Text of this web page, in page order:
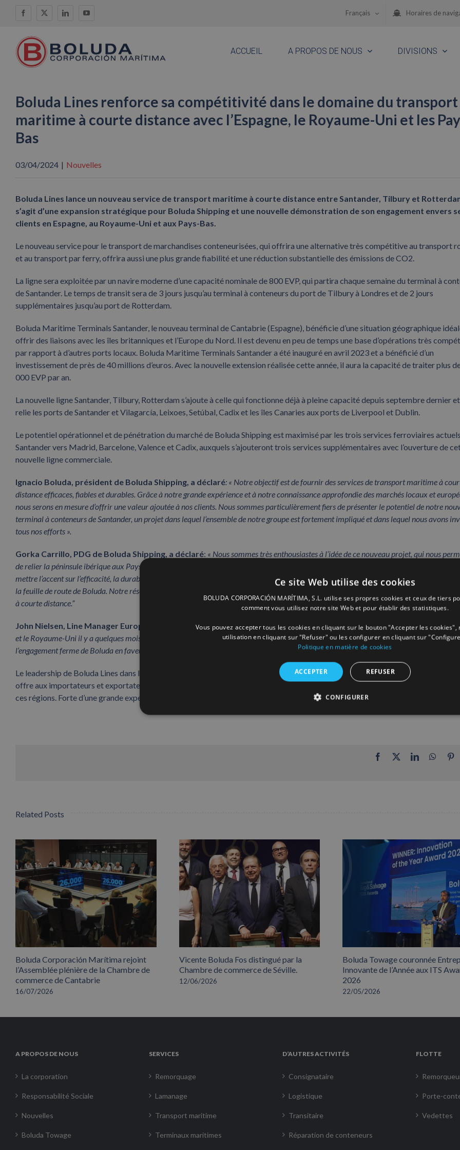
Facebook
X LinkedInYouTube Français Horaires de
ACCUEIL A PROPOS DE NOUS DIVISIONS
Boluda Lines renforce sa compétitivité dans le domaine du transport
maritime à courte distance avec l’Espagne, le Royaume-Uni et les
Bas
03/04/2024 | Nouvelles
Boluda Lines lance un nouveau service de transport maritime à courte distance entre Santander, Tilbury et
s’agit d’une expansion stratégique pour Boluda Shipping et une nouvelle démonstration de son engagement envers
clients en Espagne, au Royaume-Uni et aux Pays-Bas.
Le nouveau service pour le transport de marchandises conteneurisées, qui offrira une alternative très compétitive au transport
et au transport par ferry, offrira aussi une plus grande fiabilité et une réduction substantielle des émissions de CO2.
La ligne sera exploitée par un navire moderne d’une capacité nominale de 800 EVP, qui partira chaque semaine du terminal à
de Santander. Le temps de transit sera de 3 jours jusqu’au terminal à conteneurs du port de Tilbury à Londres et de 2 jours
supplémentaires jusqu’au port de Rotterdam.
Boluda Maritime Terminals Santander, le nouveau terminal de Cantabrie (Espagne), bénéficie d’une situation géographique
offrir des liaisons avec les îles britanniques et l’Europe du Nord. Il est devenu en peu de temps une base d’opérations très
par rapport à d’autres ports locaux. Boluda Maritime Terminals Santander a été inauguré en avril 2023 et a bénéficié d’un
investissement de près de 40 millions d’euros. Avec la nouvelle extension réalisée cette année, il aura la capacité de traiter plus
000 EVP par an.
La nouvelle ligne Santander, Tilbury, Rotterdam s’ajoute à celle qui fonctionne déjà à pleine capacité depuis septembre dernier
relie les ports de Santander et Vilagarcía, Leixoes, Setúbal, Cadix et les îles Canaries aux ports de Liverpool et Dublin.
Le potentiel opérationnel et de pénétration du marché de Boluda Shipping est maximisé par les trois services ferroviaires
Santander vers Madrid, Barcelone, Valence et Cadix, auxquels s’ajouteront trois services supplémentaires avec l’ouverture de
nouvelle ligne commerciale.
Ignacio Boluda, président de Boluda Shipping, a déclaré: « Notre objectif est de fournir des services de transport maritime à
distance efficaces, fiables et durables. Grâce à notre grande expérience et à notre connaissance approfondie des marchés locaux et
nous serons en mesure d’offrir une valeur ajoutée à nos clients. Nous sommes particulièrement fiers de présenter le potentiel de notre
terminal à conteneurs de Santander, un projet dans lequel l’ensemble de notre groupe est fortement impliqué et dans lequel nous avons
tous nos efforts ».
Gorka Carrillo, PDG de Boluda Shipping, a déclaré: « Nous sommes très enthousiastes à l’idée de ce nouveau projet, qui nous
de relier la péninsule ibérique aux Pays-Bas via le Royaume-Uni, en offrant une fois de plus des solutions innovantes à nos clients. Je
mettre l’accent sur l’efficacité, la durabilité et l’intermodalité. La possibilité d’offrir ces services au marché espagnol figure depuis
la feuille de route de Boluda. Notre réseau multimodal durable sera ainsi étendu à l’un des principaux marchés européens du transport
à courte distance.”
John Nielsen, Line Manager Europe du Nord de Boluda Lines, a déclaré: « Après le lancement de notre première liaison vers
et le Royaume-Uni il y a quelques mois, l’accès à ces nouveaux marchés constitue une étape importante pour notre groupe, et reflète
l’engagement ferme de Boluda en faveur de la croissance du transport maritime à courte distance”
Le leadership de Boluda Lines dans le transport de marchandises depuis le continent via les îles Canaries et vers l’Afrique de
offre aux importateurs et exportateurs d’Europe du Nord la possibilité d’étendre leurs connexions et d’effectuer des opérations
ces régions. Forte d’une grande expérience sur ces marchés, le groupe exploite plus de six lignes régulières dans cette zone
Facebook
X LinkedIn
Related Posts
Boluda Corporación Marítima rejoint
l’Assemblée plénière de la Chambre de
commerce de Cantabrie
16/07/2026
Vicente Boluda Fos distingué par la
Chambre de commerce de Séville.
12/06/2026
Boluda Towage couronnée
Innovante de l’Année aux ITS
2026
22/05/2026
A PROPOS DE NOUS
La corporation
Responsabilité Sociale
Nouvelles
Boluda Towage
SERVICES
Remorquage
Lamanage
Transport maritime
Terminaux maritimes
D’AUTRES ACTIVITÉS
Consignataire
Logistique
Transitaire
Réparation de conteneurs
FLOTTE
Porte-
Vedettes
Ce site Web utilise des cookies
BOLUDA CORPORACIÓN MARÍTIMA, S.L. utilise ses propres cookies et ceux de tiers
comment vous utilisez notre site Web et pour établir des statistiques.
Vous pouvez accepter tous les cookies en cliquant sur le bouton "Accepter les
utilisation en cliquant sur "Refuser" ou les configurer en cliquant sur
Politique en matière de cookies
ACCEPTER REFUSER
CONFIGURER